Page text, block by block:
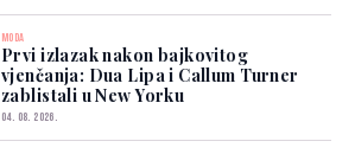
MODA
Prvi izlazak nakon bajkovitog
vjenčanja: Dua Lipa i Callum Turner
zablistali u New Yorku
04. 08. 2026.